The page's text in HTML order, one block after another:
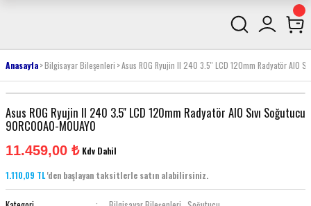
Anasayfa Bilgisayar Bileşenleri Asus ROG Ryujin II 240 3.5'' LCD 120mm Radyatör AIO
Asus ROG Ryujin II 240 3.5'' LCD 120mm Radyatör AIO Sıvı Soğutucu
90RC00A0-M0UAY0
11.459,00 ₺ Kdv Dahil
1.110,09 TL'den başlayan taksitlerle satın alabilirsiniz.